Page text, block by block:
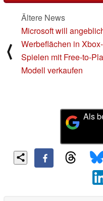
⟨
Ältere News
Microsoft will
Werbeflächen in Xbox-
Spielen mit Free-to-
Modell verkaufen
Als